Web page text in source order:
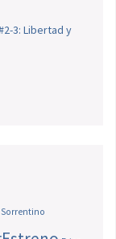
3: Libertad y